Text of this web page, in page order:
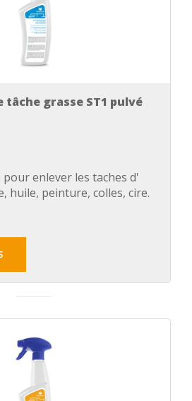
grasse ST1 pulvé
enlever les taches d'
huile, peinture, colles, cire.